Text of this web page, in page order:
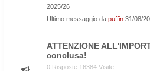
2025/26
Ultimo messaggio da puffin 31/08/
ATTENZIONE
conclusa!
0 Risposte 16384 Visite